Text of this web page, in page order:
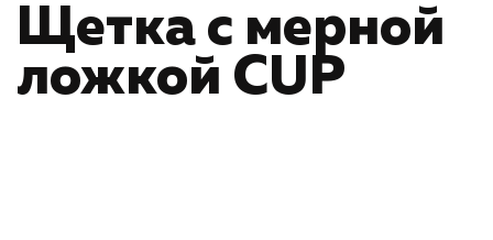
Щетка с мерной
ложкой CUP